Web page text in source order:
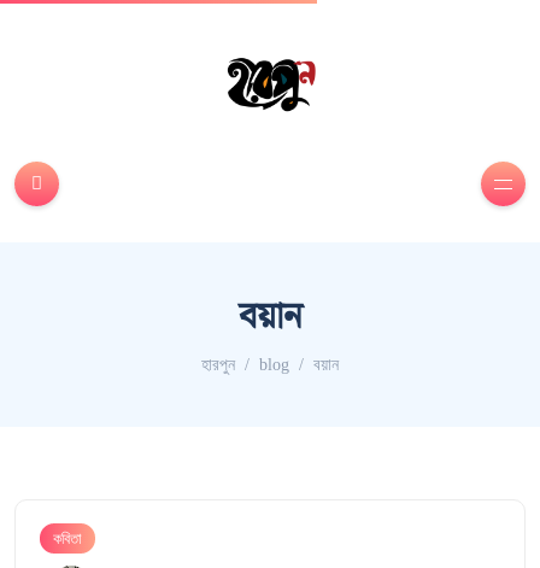
বয়ান
হারপুন blog বয়ান
কবিতা